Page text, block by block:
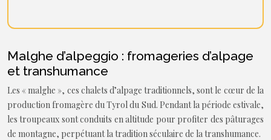
Malghe d’alpeggio : fromageries d’alpage
et transhumance
Les « malghe », ces chalets d’alpage traditionnels, sont le cœur de la
production fromagère du Tyrol du Sud. Pendant la période estivale,
les troupeaux sont conduits en altitude pour profiter des pâturages
de montagne, perpétuant la tradition séculaire de la transhumance.